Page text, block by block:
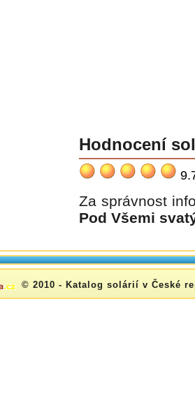
Hodnocení
Za správnost
Pod Všemi
© 2010 - Katalog solárií v České